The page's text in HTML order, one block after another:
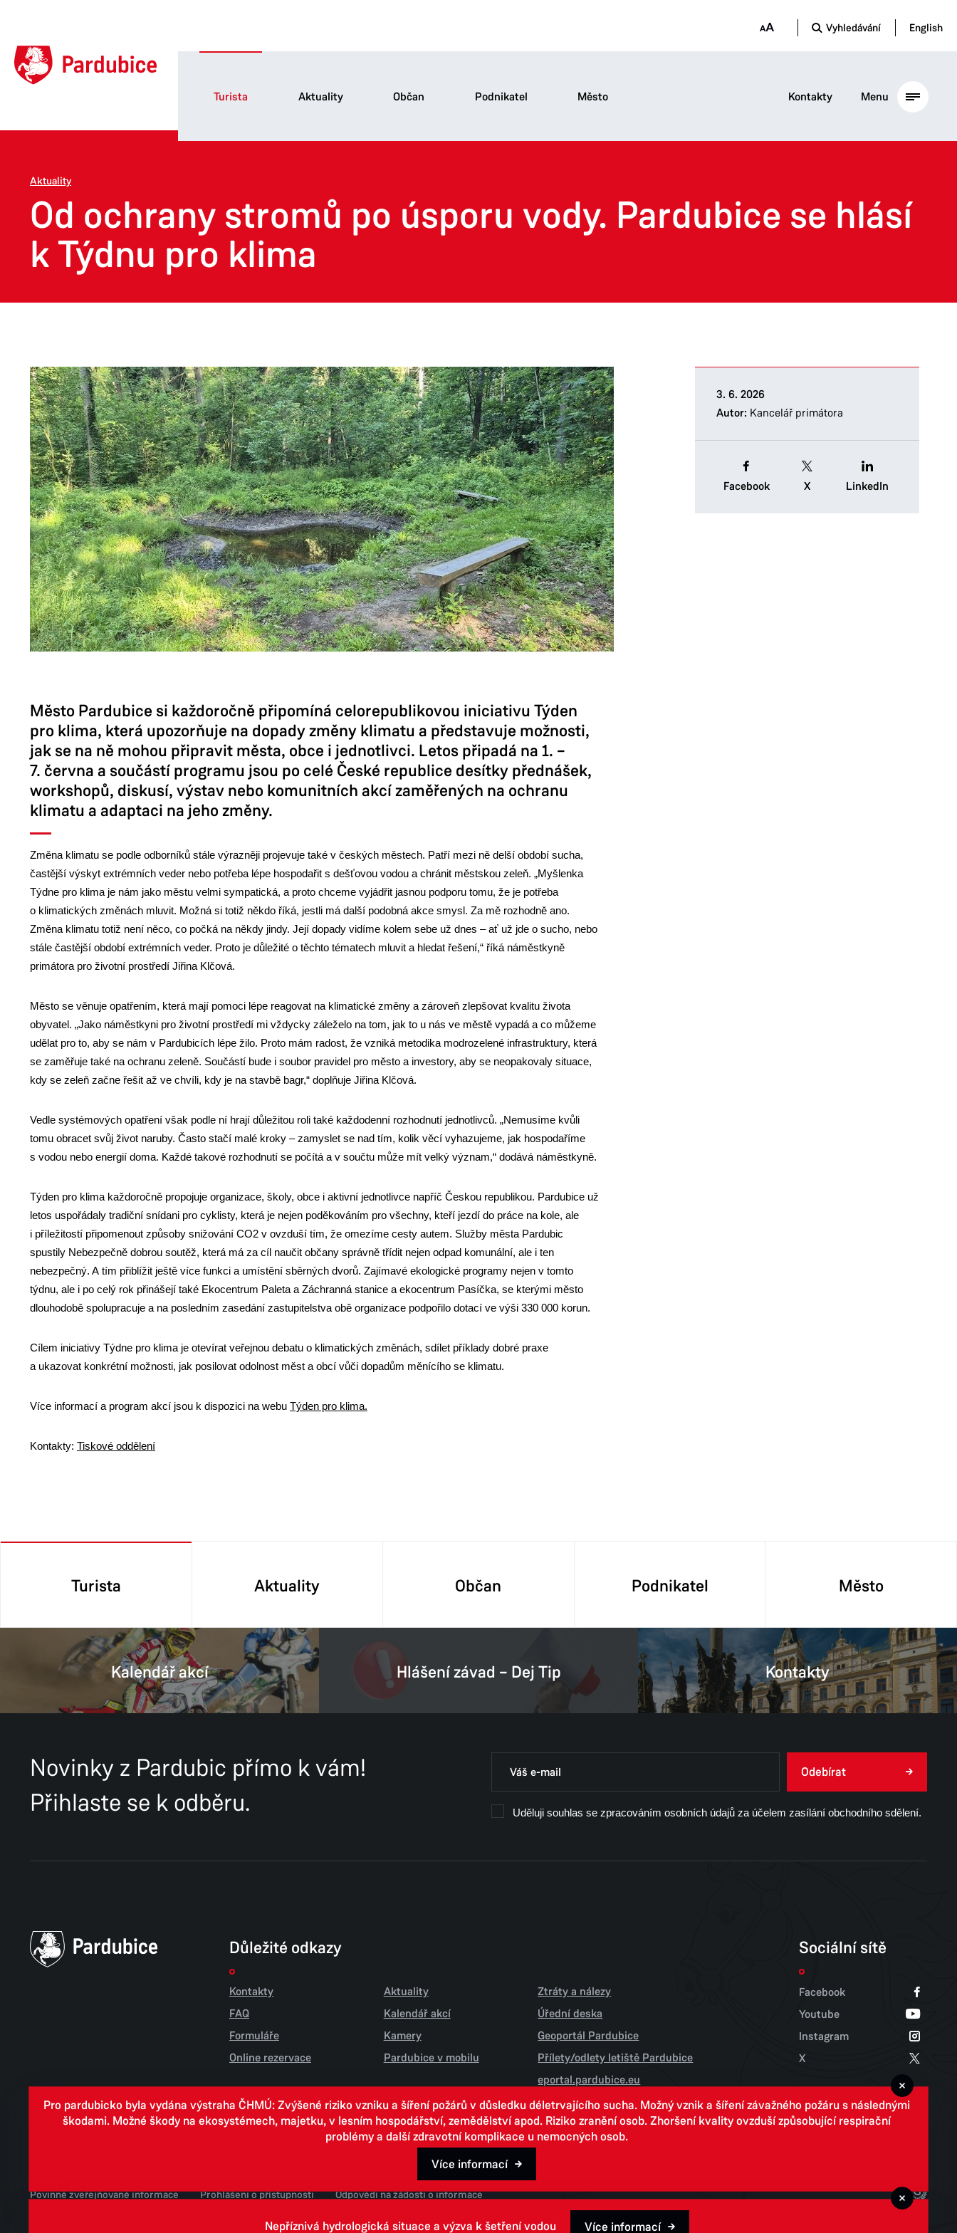
Vyhledávání English
Turista Aktuality Občan Podnikatel Město Kontakty Menu
Aktuality
Od ochrany stromů po úsporu vody. Pardubice se hlásí
k Týdnu pro klima
Město Pardubice si každoročně připomíná celorepublikovou iniciativu Týden
pro klima, která upozorňuje na dopady změny klimatu a představuje možnosti,
jak se na ně mohou připravit města, obce i jednotlivci. Letos připadá na 1. –
7. června a součástí programu jsou po celé České republice desítky přednášek,
workshopů, diskusí, výstav nebo komunitních akcí zaměřených na ochranu
klimatu a adaptaci na jeho změny.
Změna klimatu se podle odborníků stále výrazněji projevuje také v českých městech. Patří mezi ně delší období sucha,
častější výskyt extrémních veder nebo potřeba lépe hospodařit s dešťovou vodou a chránit městskou zeleň. „Myšlenka
Týdne pro klima je nám jako městu velmi sympatická, a proto chceme vyjádřit jasnou podporu tomu, že je potřeba
o klimatických změnách mluvit. Možná si totiž někdo říká, jestli má další podobná akce smysl. Za mě rozhodně ano.
Změna klimatu totiž není něco, co počká na někdy jindy. Její dopady vidíme kolem sebe už dnes – ať už jde o sucho, nebo
stále častější období extrémních veder. Proto je důležité o těchto tématech mluvit a hledat řešení,“ říká náměstkyně
primátora pro životní prostředí Jiřina Klčová.
Město se věnuje opatřením, která mají pomoci lépe reagovat na klimatické změny a zároveň zlepšovat kvalitu života
obyvatel. „Jako náměstkyni pro životní prostředí mi vždycky záleželo na tom, jak to u nás ve městě vypadá a co můžeme
udělat pro to, aby se nám v Pardubicích lépe žilo. Proto mám radost, že vzniká metodika modrozelené infrastruktury, která
se zaměřuje také na ochranu zeleně. Součástí bude i soubor pravidel pro město a investory, aby se neopakovaly situace,
kdy se zeleň začne řešit až ve chvíli, kdy je na stavbě bagr,“ doplňuje Jiřina Klčová.
Vedle systémových opatření však podle ní hrají důležitou roli také každodenní rozhodnutí jednotlivců. „Nemusíme kvůli
tomu obracet svůj život naruby. Často stačí malé kroky – zamyslet se nad tím, kolik věcí vyhazujeme, jak hospodaříme
s vodou nebo energií doma. Každé takové rozhodnutí se počítá a v součtu může mít velký význam,“ dodává náměstkyně.
Týden pro klima každoročně propojuje organizace, školy, obce i aktivní jednotlivce napříč Českou republikou. Pardubice už
letos uspořádaly tradiční snídani pro cyklisty, která je nejen poděkováním pro všechny, kteří jezdí do práce na kole, ale
i příležitostí připomenout způsoby snižování CO2 v ovzduší tím, že omezíme cesty autem. Služby města Pardubic
spustily Nebezpečně dobrou soutěž, která má za cíl naučit občany správně třídit nejen odpad komunální, ale i ten
nebezpečný. A tím přiblížit ještě více funkci a umístění sběrných dvorů. Zajímavé ekologické programy nejen v tomto
týdnu, ale i po celý rok přinášejí také Ekocentrum Paleta a Záchranná stanice a ekocentrum Pasíčka, se kterými město
dlouhodobě spolupracuje a na posledním zasedání zastupitelstva obě organizace podpořilo dotací ve výši 330 000 korun.
Cílem iniciativy Týdne pro klima je otevírat veřejnou debatu o klimatických změnách, sdílet příklady dobré praxe
a ukazovat konkrétní možnosti, jak posilovat odolnost měst a obcí vůči dopadům měnícího se klimatu.
Více informací a program akcí jsou k dispozici na webu Týden pro klima.
Kontakty: Tiskové oddělení
3. 6. 2026
Autor: Kancelář primátora
Facebook X LinkedIn
Turista Aktuality Občan Podnikatel Město
Kalendář akcí Hlášení závad – Dej Tip Kontakty
Novinky z Pardubic přímo k vám!
Přihlaste se k odběru.
Odebírat
Uděluji souhlas se zpracováním osobních údajů za účelem zasílání obchodního sdělení.
Sociální sítě
Facebook
Youtube
Instagram
X
Důležité odkazy
Kontakty
FAQ
Formuláře
Online rezervace
Aktuality
Kalendář akcí
Kamery
Pardubice v mobilu
Ztráty a nálezy
Úřední deska
Geoportál Pardubice
Přílety/odlety letiště Pardubice
eportal.pardubice.eu
Povinně zveřejňované informace
Prohlášení o přístupnosti
Odpovědi na žádosti o informace
Pro pardubicko byla vydána výstraha ČHMÚ: Zvýšené riziko vzniku a šíření požárů v důsledku déletrvajícího sucha. Možný vznik a šíření závažného požáru s následnými
škodami. Možné škody na ekosystémech, majetku, v lesním hospodářství, zemědělství apod. Riziko zranění osob. Zhoršení kvality ovzduší způsobující respirační
problémy a další zdravotní komplikace u nemocných osob.
Více informací
Nepříznivá hydrologická situace a výzva k šetření vodou Více informací